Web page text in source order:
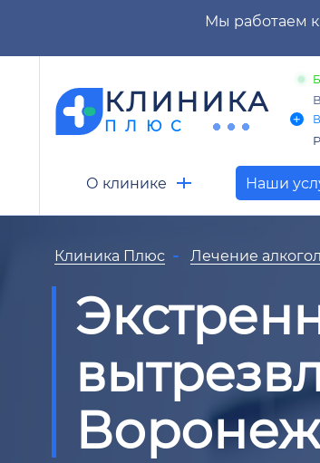
Мы работаем
КЛИНИКА
ПЛЮС
О клинике Наши
Клиника Плюс Лечение